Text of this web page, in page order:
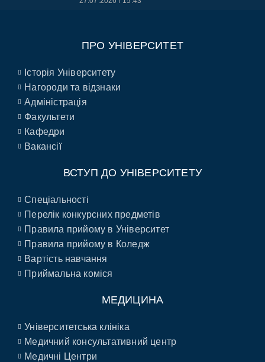
ПРО УНІВЕРСИТЕТ
Історія Університету
Нагороди та відзнаки
Адміністрація
Факультети
Кафедри
Вакансії
ВСТУП ДО УНІВЕРСИТЕТУ
Спеціальності
Перелік конкурсних предметів
Правила прийому в Університет
Правила прийому в Коледж
Вартість навчання
Приймальна коміся
МЕДИЦИНА
Університетська клініка
Медичний консультативний центр
Медичні Центри